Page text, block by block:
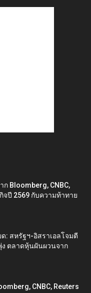
Bloomberg, CNBC,
จปี 2569 กับความท้าทาย
: สหรัฐฯ-อิสราเอลโจมตี
ตลาดหุ้นผันผวนจาก
CNBC, Reuters